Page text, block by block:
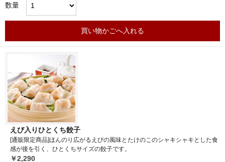
数量
買い物かごへ入れる
えび入りひとくち餃子
[通販限定商品]ほんのり広がるえびの風味とたけのこのシャキシャキとした食
感が後を引く、ひとくちサイズの餃子です。
￥2,290